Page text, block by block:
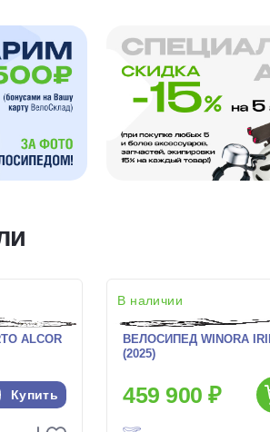
ALCOR
Купить
В наличии
ВЕЛОСИПЕД WINORA
(2025)
459 900 ₽